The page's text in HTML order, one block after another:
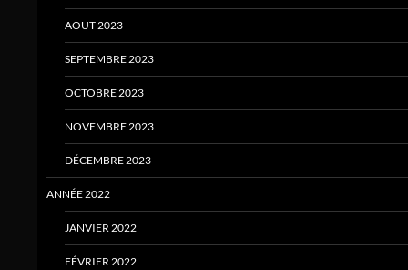
AOUT 2023
SEPTEMBRE 2023
OCTOBRE 2023
NOVEMBRE 2023
DÉCEMBRE 2023
ANNÉE 2022
JANVIER 2022
FÉVRIER 2022